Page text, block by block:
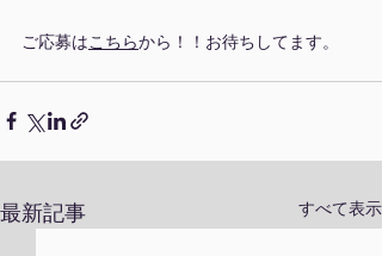
ご応募はこちらから！！お待ちしてます。
最新記事 すべて表示